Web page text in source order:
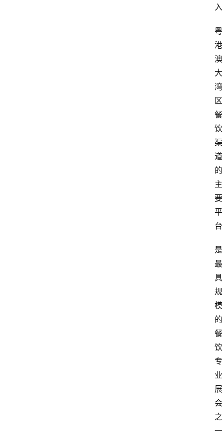
入
粤
港
澳
大
湾
区
餐
饮
渠
道
的
主
要
平
台
是
最
具
规
模
的
餐
饮
专
业
展
会
之
一